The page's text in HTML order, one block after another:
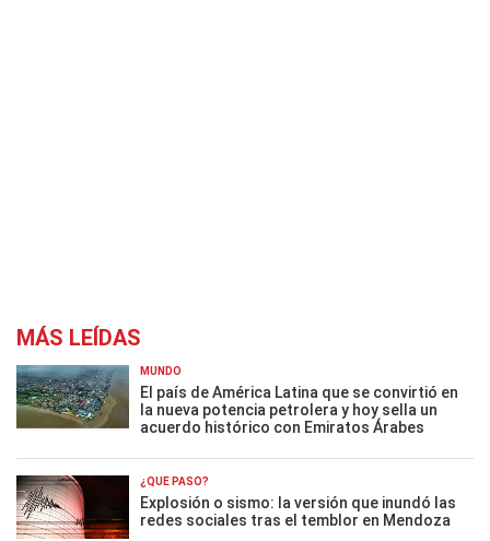
MÁS LEÍDAS
MUNDO
El país de América Latina que se convirtió en
la nueva potencia petrolera y hoy sella un
acuerdo histórico con Emiratos Árabes
¿QUÉ PASÓ?
Explosión o sismo: la versión que inundó las
redes sociales tras el temblor en Mendoza